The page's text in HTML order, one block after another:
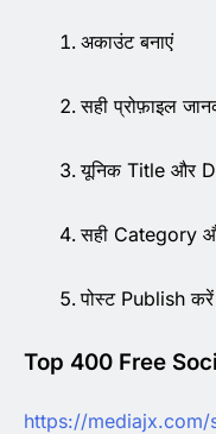
अकाउंट बनाएं
सही प्रोफ़ाइल
यूनिक Title और
सही Category
पोस्ट Publish करें
Top 400 Free
https://